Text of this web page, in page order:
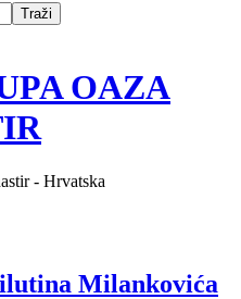
OAZA
- Hrvatska
Milankovića